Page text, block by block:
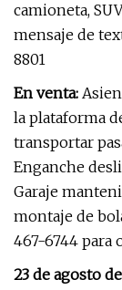
camioneta,
mensaje de
8801
En venta:
la plataforma
transportar
Enganche
Garaje
montaje de
467-6744 para
23 de agosto